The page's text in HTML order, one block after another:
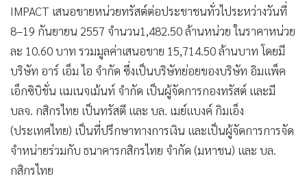
ท่องเที่ยว
ต่างประเทศ
• Special Scoop
• เศรษฐกิจ-ธุรกิจ
• จีน
• ชุมชน-คุณภาพชีวิต
• อาชญากรรม
IMPACT เสนอขายหน่วยทรัสต์ต่อประชาชนทั่วไประหว่างวันที่
8–19 กันยายน 2557 จำนวน1,482.50 ล้านหน่วย ในราคาหน่วย
ละ 10.60 บาท รวมมูลค่าเสนอขาย 15,714.50 ล้านบาท โดยมี
บริษัท อาร์ เอ็ม ไอ จำกัด ซึ่งเป็นบริษัทย่อยของบริษัท อิมแพ็ค
เอ็กซิบิชั่น แมเนจเม้นท์ จำกัด เป็นผู้จัดการกองทรัสต์ และมี
บลจ. กสิกรไทย เป็นทรัสตี และ บล. เมย์แบงค์ กิมเอ็ง
(ประเทศไทย) เป็นที่ปรึกษาทางการเงิน และเป็นผู้จัดการการจัด
จำหน่ายร่วมกับ ธนาคารกสิกรไทย จำกัด (มหาชน) และ บล.
กสิกรไทย